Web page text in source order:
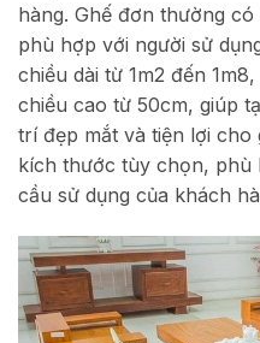
hàng. Ghế đơn thường
phù hợp với người sử
chiều dài từ 1m2 đến
chiều cao từ 50cm, giúp
trí đẹp mắt và tiện lợi cho
kích thước tùy chọn, phù
cầu sử dụng của khách